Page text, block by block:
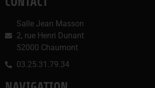
Salle Jean Masson
2, rue Henri Dunant
52000 Chaumont
03.25.31.79.34